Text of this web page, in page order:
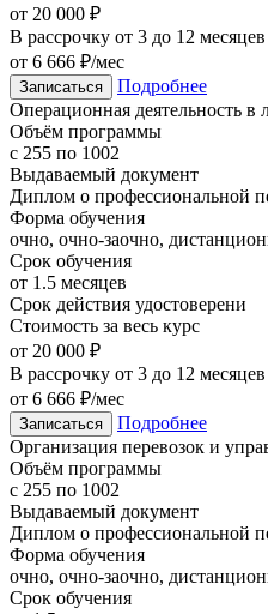
от 20 000 ₽
В рассрочку от 3 до 12 месяцев
от 6 666 ₽/мес
Записаться
Подробнее
Операционная деятельность в
Объём программы
с 255 по 1002
Выдаваемый документ
Диплом о профессиональной
Форма обучения
очно, очно-заочно,
Срок обучения
от 1.5 месяцев
Срок действия удостоверени
Стоимость за весь курс
от 20 000 ₽
В рассрочку от 3 до 12 месяцев
от 6 666 ₽/мес
Записаться
Подробнее
Организация перевозок и
Объём программы
с 255 по 1002
Выдаваемый документ
Диплом о профессиональной
Форма обучения
очно, очно-заочно,
Срок обучения